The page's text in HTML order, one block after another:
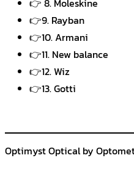
👉 8. Moleskine
👉9. Rayban
👉10. Armani
👉11. New balance
👉12. Wiz
👉13. Gotti
Optimyst Optical by